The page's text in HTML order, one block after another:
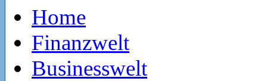
Home
Finanzwelt
Businesswelt